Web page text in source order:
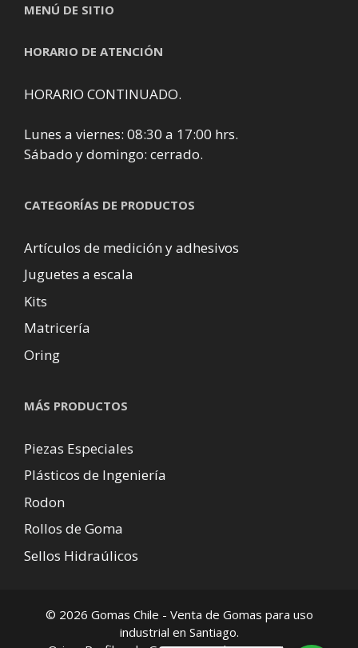
MENÚ DE SITIO
HORARIO DE ATENCIÓN
HORARIO CONTINUADO.
Lunes a viernes: 08:30 a 17:00 hrs.
Sábado y domingo: cerrado.
CATEGORÍAS DE PRODUCTOS
Artículos de medición y adhesivos
Juguetes a escala
Kits
Matricería
Oring
MÁS PRODUCTOS
Piezas Especiales
Plásticos de Ingeniería
Rodon
Rollos de Goma
Sellos Hidraúlicos
© 2026 Gomas Chile - Venta de Gomas para uso
industrial en Santiago.